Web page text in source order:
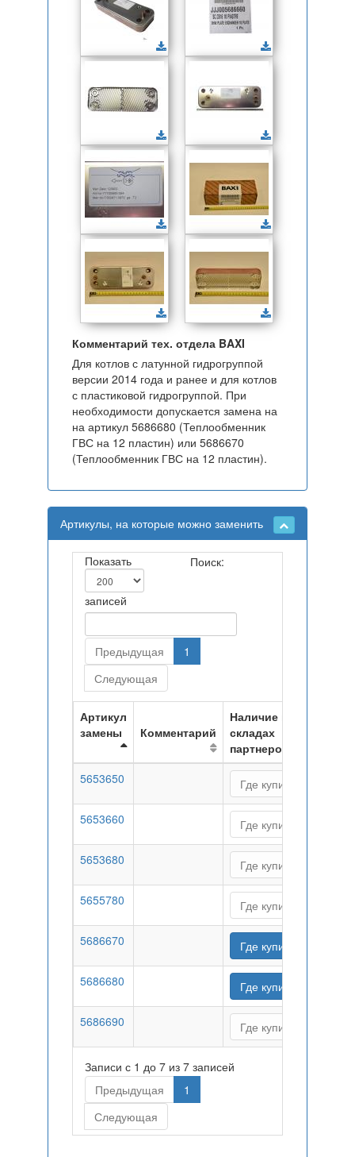
Комментарий тех. отдела BAXI
Для котлов с латунной гидрогруппой
версии 2014 года и ранее и для котлов
с пластиковой гидрогруппой. При
необходимости допускается замена на
на артикул 5686680 (Теплообменник
ГВС на 12 пластин) или 5686670
(Теплообменник ГВС на 12 пластин).
Артикулы, на которые можно заменить
Показать
записей
Поиск:
Предыдущая
1
Следующая
Артикул
замены
Комментарий
Наличие на
складах
партнеров
5653650
Где купить
5653660 Где купить
5653680 Где купить
5655780 Где купить
5686670 Где купить
5686680 Где купить
5686690 Где купить
Записи с 1 до 7 из 7 записей
Предыдущая
1
Следующая